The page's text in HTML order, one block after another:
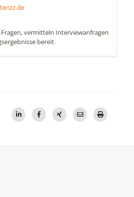
vermitteln Interviewanfragen
bereit.